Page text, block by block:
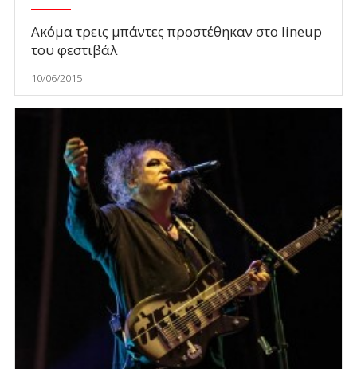
Ακόμα τρεις μπάντες προστέθηκαν στο lineup
του φεστιβάλ
10/06/2015